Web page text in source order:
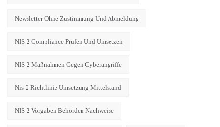
Newsletter Ohne Zustimmung Und Abmeldung
NIS-2 Compliance Prüfen Und Umsetzen
NIS-2 Maßnahmen Gegen Cyberangriffe
Nis-2 Richtlinie Umsetzung Mittelstand
NIS-2 Vorgaben Behörden Nachweise